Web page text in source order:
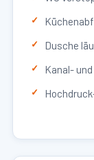
Dusche
Kanal-